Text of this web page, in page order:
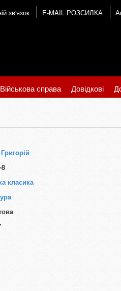
зв'язок E-MAIL РОЗСИЛКА
Військова справа Довідкові
8
класика